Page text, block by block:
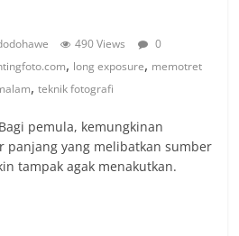
490 Views
0
, long exposure, memotret
,teknik fotografi
pemula, kemungkinan
panjang yang melibatkan sumber
tampak agak menakutkan.